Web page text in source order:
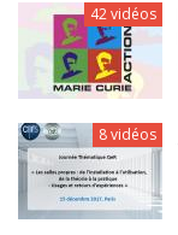
42 vidéos
8 vidéos